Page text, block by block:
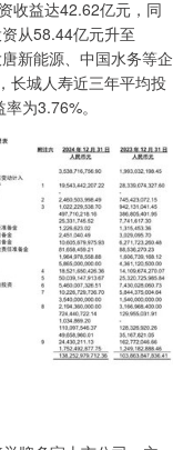
收益达42.62亿元，同
从58.44亿元升至
新能源、中国水务等企
长城人寿近三年平均投
为3.76%。